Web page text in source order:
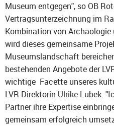
Museum entgegen", so OB
Vertragsunterzeichnung im
Kombination von
wird dieses gemeinsame
Museumslandschaft
bestehenden Angebote der
wichtige Facette unseres
LVR-Direktorin Ulrike Lubek.
Partner ihre Expertise
gemeinsam erfolgreich